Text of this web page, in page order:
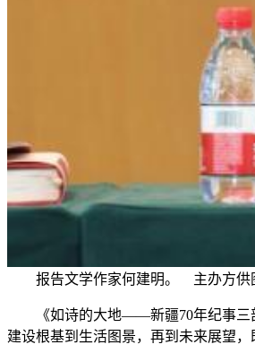
报告文学作家何建明。 主办方供
《如诗的大地——新疆70年纪事三部
建设根基到生活图景，再到未来展望